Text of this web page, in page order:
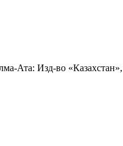
Ата: Изд-во